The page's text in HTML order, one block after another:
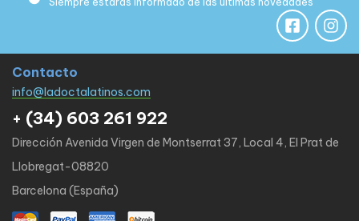
Contacto
info@ladoctalatinos.com
+ (34) 603 261 922
Dirección Avenida Virgen de Montserrat 37, Local 4, El Prat de
Llobregat-08820
Barcelona (España)